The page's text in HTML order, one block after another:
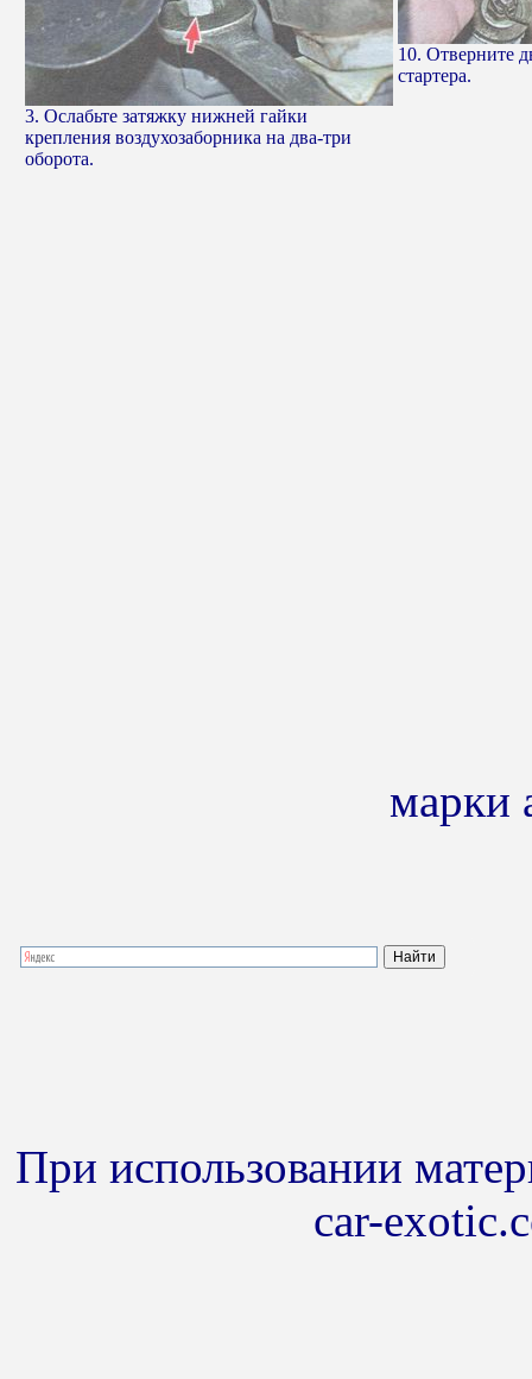
3. Ослабьте затяжку нижней гайки
крепления воздухозаборника на два-три
оборота.
10. Отверните
стартера.
марки
При использовании
car-